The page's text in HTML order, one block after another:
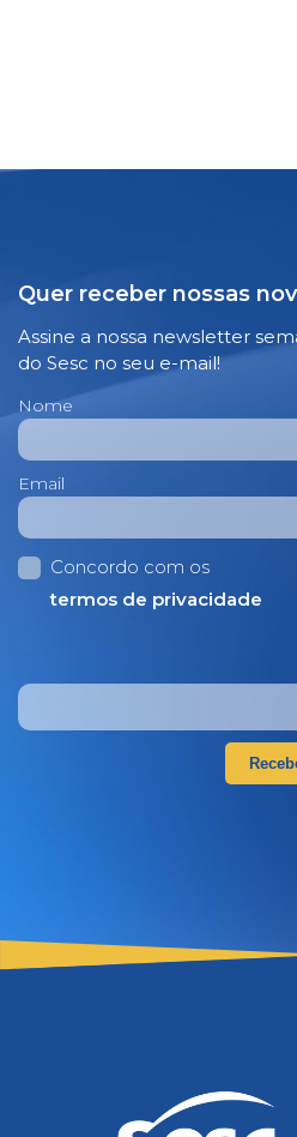
Quer receber nossas
Assine a nossa newsletter
do Sesc no seu e-mail!
Nome
Email
Concordo com os
termos de privacidade